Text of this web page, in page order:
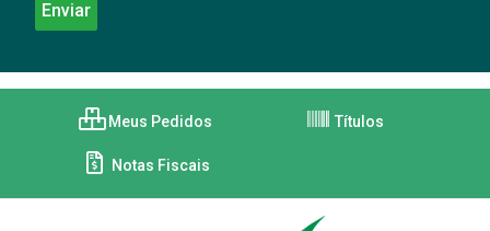
Meus Pedidos Títulos
Notas Fiscais